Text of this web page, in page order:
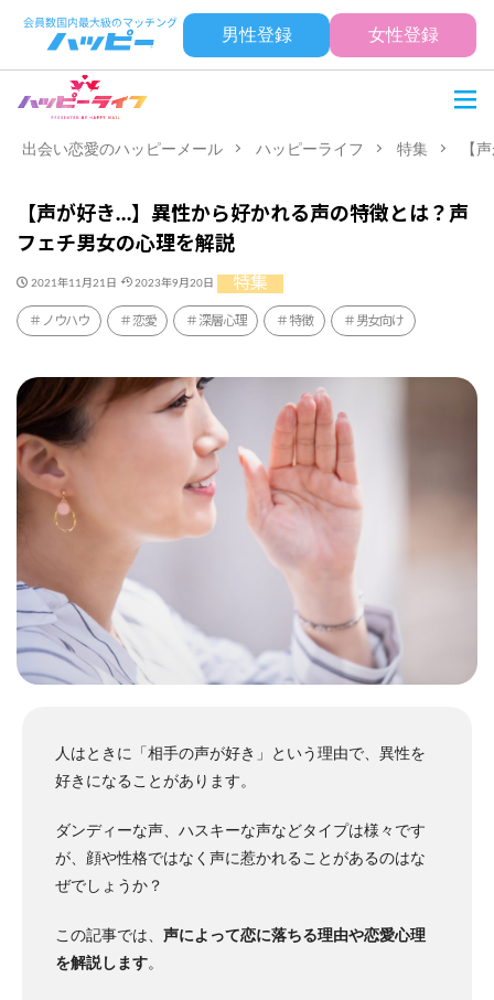
男性登録 女性登録
出会い恋愛のハッピーメール ハッピーライフ 特集 【
【声が好き…】異性から好かれる声の特徴とは？声
フェチ男女の心理を解説
2021年11月21日 2023年9月20日 特集
ノウハウ 恋愛 深層心理 特徴 男女向け
人はときに「相手の声が好き」という理由で、異性を
好きになることがあります。
ダンディーな声、ハスキーな声などタイプは様々です
が、顔や性格ではなく声に惹かれることがあるのはな
ぜでしょうか？
この記事では、 声によって恋に落ちる理由や恋愛心理
を解説します。